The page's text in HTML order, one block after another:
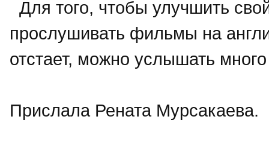
Для того, чтобы улучшить
прослушивать фильмы на
отстает, можно услышать
Прислала Рената Мурсакаева.